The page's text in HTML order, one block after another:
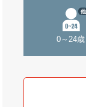
0～24歳
他